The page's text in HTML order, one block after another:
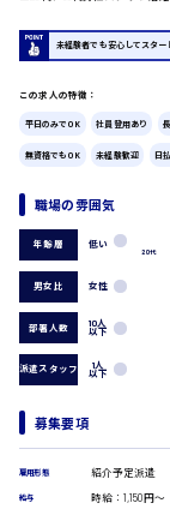
製造オペレーター
軽作業
フォークリフト
介護・医療系
介護職
看護助手
オフィスワーク系
データ入力
コールセンターオペレーター
一般事務
経理事務
医療事務
広島市西区
広島市安佐南区
時給1400円～
未経験者でも安心してスター
この求人の特徴：
平日のみでOK 社員登用あり
無資格でもOK 未経験歓迎 日
職場の雰囲気
年齢層 低い
20代
男女比 女性
部署人数 10人
以下
派遣スタッフ 1人
以下
募集要項
雇用形態 紹介予定派遣
給与 時給：1,150円～